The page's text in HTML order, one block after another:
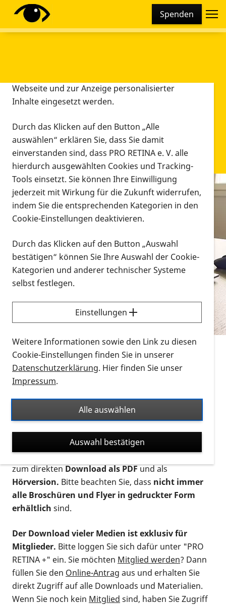
Spenden
Infomaterial
Infomaterial
Vorlesen
Alle Infomaterialien in verschiedenen
Formaten an einem Ort
Sie möchten wissen, wie Sie nach Infonmaterial
suchen und dieses bestellen bzw. herunterladen
können? Schauen Sie sich dieErklärvideos zum
Thema Infomaterial auf der PRO RETINA-Website
für blinde und sehbehinderte Menschen an.
Auf dieser Seite finden Sie sämtliches Infomaterial
Ort. Nutzen Sie den Formatfilter, um ausschließlich
nach Flyern und Broschüren, Audios oder Videos zu
suchen. Die meisten Flyer und Broschüren werden in
verschiedenen Formaten angeboten: zur
postalischen Bestellung als gedruckte Variante
zum direktenDownload als PDFund als
Hörversion. Bitte beachten Sie, dass nicht immer
alle Broschüren und Flyer in gedruckter Form
erhältlich sind.
Der Download vieler Medien ist exklusiv für
Mitglieder. Bitte loggen Sie sich dafür unter "PRO
RETINA +" ein. Sie möchten Mitglied werden? Dann
füllen Sie den Online-Antrag aus und erhalten Sie
direkt Zugriff auf alle Downloads und Materialien.
Wenn Sie noch kein Mitglied sind, haben Sie Zugriff
Diese Webseite setzt verschiedene Cookies und
Tracking-Tools ein. Dies beinhaltet Cookies und
Webseite und zur Anzeige personalisierter
Inhalte eingesetzt werden.
Durch das Klicken auf den Button „Alle
auswählen“ erklären Sie, dass Sie damit
einverstanden sind, dass PRO RETINA e. V. alle
hierdurch ausgewählten Cookies und Tracking-
Tools einsetzt. Sie können Ihre Einwilligung
jederzeit mit Wirkung für die Zukunft widerrufen,
indem Sie die entsprechenden Kategorien in den
Cookie-Einstellungen deaktivieren.
Durch das Klicken auf den Button „Auswahl
bestätigen“ können Sie Ihre Auswahl der Cookie-
Kategorien und anderer technischer Systeme
selbst festlegen.
Einstellungen
Weitere Informationen sowie den Link zu diesen
Cookie-Einstellungen finden Sie in unserer
Datenschutzerklärung. Hier finden Sie unser
Impressum.
Alle auswählen
Auswahl bestätigen